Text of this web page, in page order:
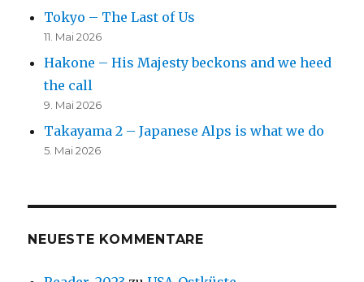
Tokyo – The Last of Us
11. Mai 2026
Hakone – His Majesty beckons and we heed
the call
9. Mai 2026
Takayama 2 – Japanese Alps is what we do
5. Mai 2026
NEUESTE KOMMENTARE